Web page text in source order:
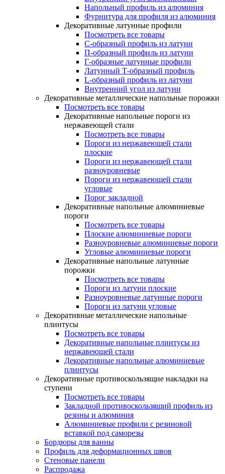
Напольный профиль из алюминия
Фурнитура для профиля из алюминия
Декоративные латунные профили
Посмотреть все товары
C-образный профиль из латуни
П-образный профиль из латуни
Г-образные латунные профили
Латунный Т-образный профиль
L-образный профиль из латуни
Внутренний угол из латуни
Декоративные металлические напольные порожки
Посмотреть все товары
Декоративные напольные пороги из
нержавеющей стали
Посмотреть все товары
Пороги из нержавеющей стали
плоские
Пороги из нержавеющей стали
разноуровневые
Пороги из нержавеющей стали
угловые
Порог закладной
Декоративные напольные алюминиевые
пороги
Посмотреть все товары
Плоские алюминиевые пороги
Разноуровневые алюминиевые пороги
Угловые алюминиевые пороги
Декоративные напольные латунные
порожки
Посмотреть все товары
Пороги из латуни плоские
Разноуровневые латунные пороги
Пороги из латуни угловые
Декоративные металлические напольные
плинтусы
Посмотреть все товары
Декоративные напольные плинтусы из
нержавеющей стали
Декоративные напольные алюминиевые
плинтусы
Декоративные противоскользящие накладки на
ступени
Посмотреть все товары
Закладной противоскользящий профиль из
резины и алюминия
Алюминиевые профили с резиновой
вставкой под саморезы
Бордюры для ванны
Профиль для деформационных швов
Стеновые панели
Распродажа